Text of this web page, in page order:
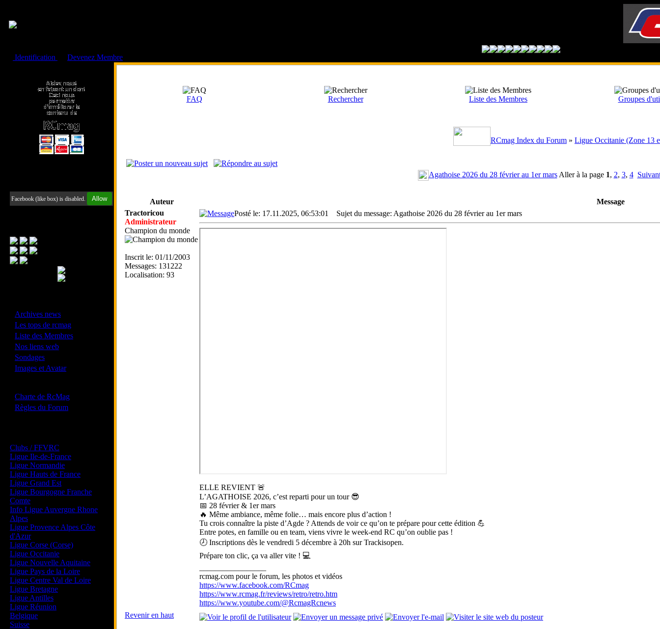
Identification
Devenez Membre
Facebook (like box) is disabled. Allow
Archives news
Les tops de rcmag
Liste des Membres
Nos liens web
Sondages
Images et Avatar
Charte de RcMag
Règles du Forum
Clubs / FFVRC
Ligue Ile-de-France
Ligue Normandie
Ligue Hauts de France
Ligue Grand Est
Ligue Bourgogne Franche
Comte
Info Ligue Auvergne Rhone
Alpes
Ligue Provence Alpes Côte
d'Azur
Ligue Corse (Corse)
Ligue Occitanie
Ligue Nouvelle Aquitaine
Ligue Pays de la Loire
Ligue Centre Val de Loire
Ligue Bretagne
Ligue Antilles
Ligue Réunion
Belgique
Suisse
FAQ Rechercher Liste des Membres Groupes
RCmag Index du Forum » Ligue Occitanie (Zone 13
Agathoise 2026 du 28 février au 1er marsAller à la page 1, 2, 3, 4
Auteur
Message
Tractoricou
Administrateur
Champion du monde
Inscrit le: 01/11/2003
Messages: 131222
Localisation: 93
Posté le: 17.11.2025, 06:53:01 Sujet du message: Agathoise 2026 du 28 février au 1er mars
ELLE REVIENT 🚨
L’AGATHOISE 2026, c’est reparti pour un tour 😎
📅 28 février & 1er mars
🔥 Même ambiance, même folie… mais encore plus d’action !
Tu crois connaître la piste d’Agde ? Attends de voir ce qu’on te prépare pour cette édition 💪
Entre potes, en famille ou en team, viens vivre le week-end RC qu’on oublie pas !
🕗 Inscriptions dès le vendredi 5 décembre à 20h sur Trackisopen.
Prépare ton clic, ça va aller vite ! 💻
rcmag.com pour le forum, les photos et vidéos
https://www.facebook.com/RCmag
https://www.rcmag.fr/reviews/retro/retro.htm
https://www.youtube.com/@RcmagRcnews
Revenir en haut